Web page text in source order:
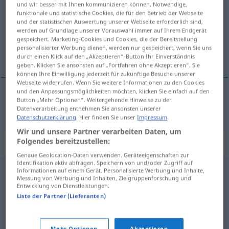
Übersicht aller Übersetzungen
(Für mehr Details die Übersetzung anklicken/antippen)
okos, eszes
okos,eszes klug
Synonyme für "klug"
besonnen
und wir besser mit Ihnen kommunizieren können. Notwendige,
funktionale und statistische Cookies, die für den Betrieb der Webseite
und der statistischen Auswertung unserer Webseite erforderlich sind,
werden auf Grundlage unserer Vorauswahl immer auf Ihrem Endgerät
gespeichert. Marketing-Cookies und Cookies, die der Bereitstellung
personalisierter Werbung dienen, werden nur gespeichert, wenn Sie uns
durch einen Klick auf den „Akzeptieren“-Button Ihr Einverständnis
geben. Klicken Sie ansonsten auf „Fortfahren ohne Akzeptieren“. Sie
können Ihre Einwilligung jederzeit für zukünftige Besuche unserer
Webseite widerrufen. Wenn Sie weitere Informationen zu den Cookies
und den Anpassungsmöglichkeiten möchten, klicken Sie einfach auf den
Button „Mehr Optionen“. Weitergehende Hinweise zu der
Datenverarbeitung entnehmen Sie ansonsten unserer
Datenschutzerklärung. Hier finden Sie unserImpressum.
Wir und unsere Partner verarbeiten Daten, um
Folgendes bereitzustellen:
Genaue Geolocation-Daten verwenden. Geräteeigenschaften zur
Identifikation aktiv abfragen. Speichern von und/oder Zugriff auf
Informationen auf einem Gerät. Personalisierte Werbung und Inhalte,
Messung von Werbung und Inhalten, Zielgruppenforschung und
Entwicklung von Dienstleistungen.
Liste der Partner (Lieferanten)